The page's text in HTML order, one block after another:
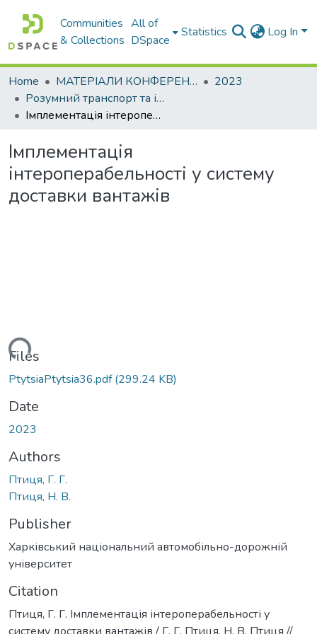
Communities
& Collections
All of
DSpace
Statistics Log In
Home МАТЕРІАЛИ КОНФЕРЕНЦІЙ
2023
Розумний транспорт та інтегровані транспортні технології
Імплементація інтероперабельності у систему доставки вантажів
Імплементація
інтероперабельності у систему
доставки вантажів
Files
PtytsiaPtytsia36.pdf(299.24 KB)
Date
2023
Authors
Птиця, Г. Г.
Птиця, Н. В.
Publisher
Харківський національний автомобільно-дорожній
університет
Citation
Птиця, Г. Г. Імплементація інтероперабельності у